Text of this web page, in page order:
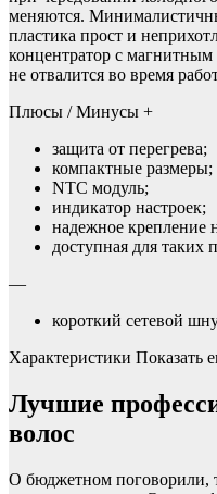
меняются.
пластика прост и
концентратор с
не отвалится во время
Плюсы / Минусы +
защита от перегрева;
компактные размеры;
NTC модуль;
индикатор настроек;
надежное крепление
доступная для таких
—
короткий сетевой
Характеристики Показать
Лучшие
волос
О бюджетном поговорили,